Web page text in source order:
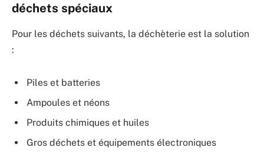
déchets spéciaux
Pour les déchets suivants, la déchèterie est la solution
:
Piles et batteries
Ampoules et néons
Produits chimiques et huiles
Gros déchets et équipements électroniques